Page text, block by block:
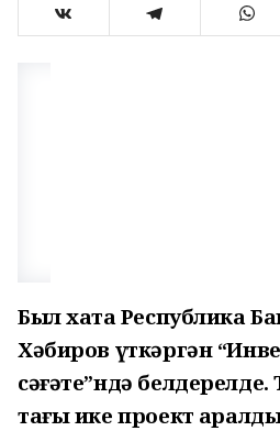
Был хаҡта Республика
Хәбиров үткәргән
сәғәте”ндә белдерелде.
тағы ике проект